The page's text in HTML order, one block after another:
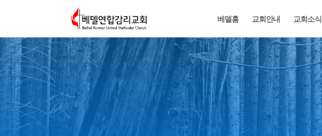
베델홈 교회안내 교회소식